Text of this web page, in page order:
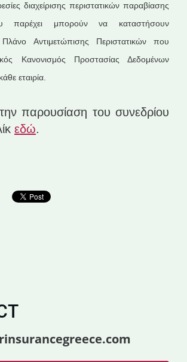
διαχείρισης περιστατικών παραβίασης
παρέχει μπορούν να καταστήσουν
Πλάνο Αντιμετώπισης Περιστατικών που
Κανονισμός Προστασίας Δεδομένων
εταιρία.
παρουσίαση του συνεδρίου
εδώ.